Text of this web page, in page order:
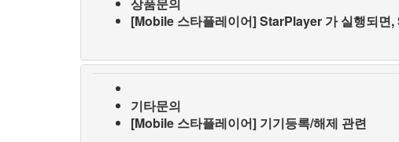
상품문의
[Mobile 스타플레이어] StarPlayer 가 실행되면
기타문의
[Mobile 스타플레이어] 기기등록/해제 관련